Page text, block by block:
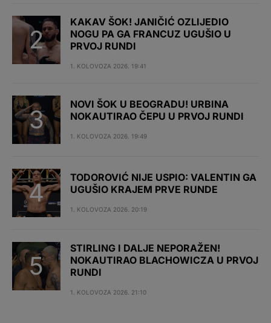
KAKAV ŠOK! JANIČIĆ OZLIJEDIO
NOGU PA GA FRANCUZ UGUŠIO U
PRVOJ RUNDI
1. KOLOVOZA 2026. 19:41
NOVI ŠOK U BEOGRADU! URBINA
NOKAUTIRAO ČEPU U PRVOJ RUNDI
1. KOLOVOZA 2026. 19:49
TODOROVIĆ NIJE USPIO: VALENTIN GA
UGUŠIO KRAJEM PRVE RUNDE
1. KOLOVOZA 2026. 20:19
STIRLING I DALJE NEPORAŽEN!
NOKAUTIRAO BLACHOWICZA U PRVOJ
RUNDI
1. KOLOVOZA 2026. 21:10